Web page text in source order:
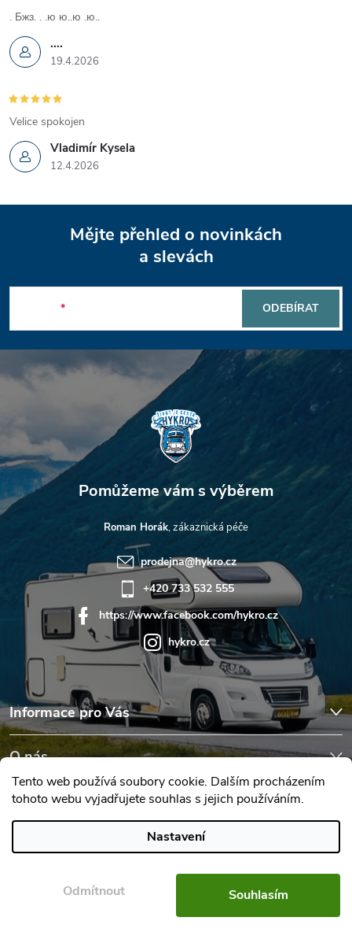
Tento web používá soubory cookie. Dalším procházením
tohoto webu vyjadřujete souhlas s jejich používáním.
Nastavení
Odmítnout Souhlasím
....
19.4.2026
. Бжз. . .ю ю..ю .ю..
Vladimír Kysela
12.4.2026
Velice spokojen
p
a
t
í
Mějte přehled o novinkách
a slevách
ODEBÍRAT
Informace pro Vás
O nás
Hodnocení obchodu
Roman Horák
prodejna@hykro.cz
+420 733 532 555
https://www.facebook.com/hykro.cz
hykro.cz
Copyright 2026Karavany Hykro. Všechna práva vyhrazena.Upravit
nastavení cookies